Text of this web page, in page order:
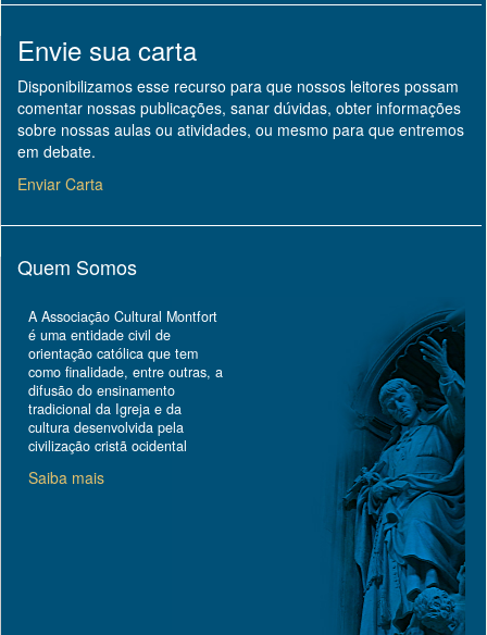
Envie sua carta
Disponibilizamos esse recurso para que nossos leitores possam
comentar nossas publicações, sanar dúvidas, obter informações
sobre nossas aulas ou atividades, ou mesmo para que entremos
em debate.
Enviar Carta
Quem Somos
A Associação Cultural Montfort
é uma entidade civil de
orientação católica que tem
como finalidade, entre outras, a
difusão do ensinamento
tradicional da Igreja e da
cultura desenvolvida pela
civilização cristã ocidental
Saiba mais